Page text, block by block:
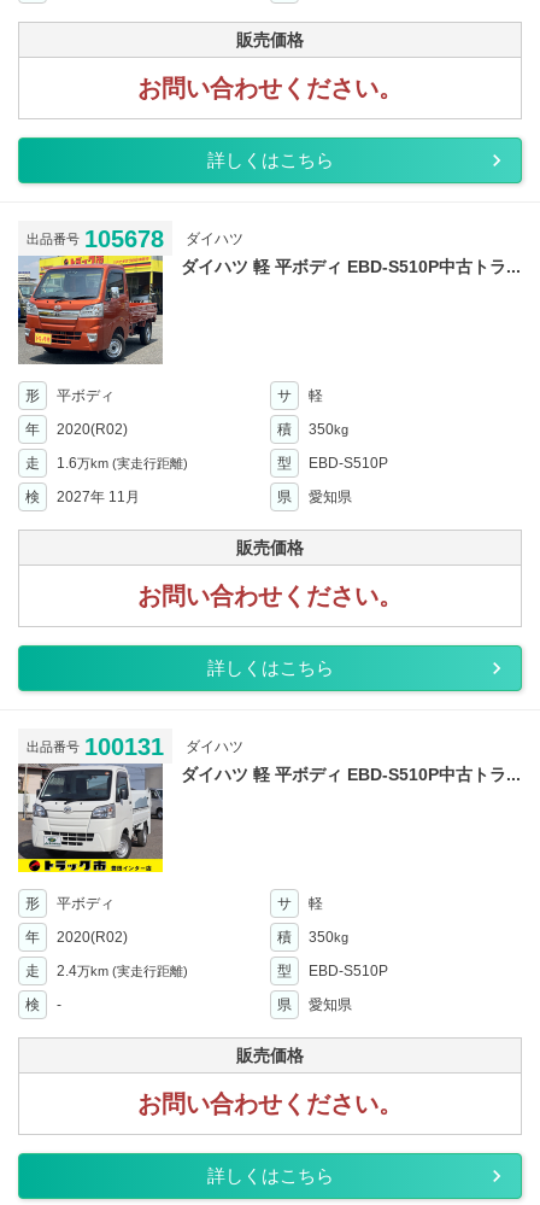
販売価格
お問い合わせください。
詳しくはこちら
出品番号 105678 ダイハツ
ダイハツ 軽 平ボディ EBD-S510P中古トラ...
形 平ボディ サ
軽
年
2020(R02) 積 350kg
走 1.6万km (実走行距離) 型
EBD-S510P
検
2027年 11月 県 愛知県
販売価格
お問い合わせください。
詳しくはこちら
出品番号 100131 ダイハツ
ダイハツ 軽 平ボディ EBD-S510P中古トラ...
形 平ボディ サ
軽
年
2020(R02) 積 350kg
走 2.4万km (実走行距離) 型
EBD-S510P
検
- 県 愛知県
販売価格
お問い合わせください。
詳しくはこちら